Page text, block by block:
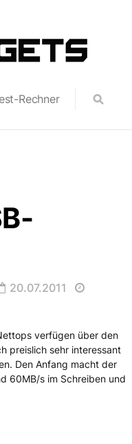
Rechner
20.07.2011
3.0 USB-
verfügen über den
preislich sehr interessant
Den Anfang macht der
60MB/s im Schreiben und